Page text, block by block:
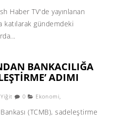
Haber TV'de yayınlanan
katılarak gündemdeki
BANKACILIĞA
ADIMI
0 Ekonomi,
(TCMB), sadeleştirme